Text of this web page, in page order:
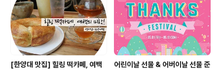
[한양대 맛집] 힐링 떡카페, 여백
어린이날 선물 & 어버이날 선물 준